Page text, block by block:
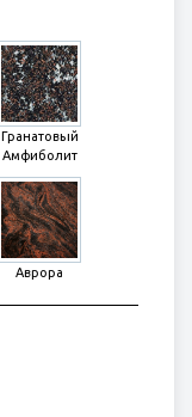
Гранатовый
Амфиболит
Аврора